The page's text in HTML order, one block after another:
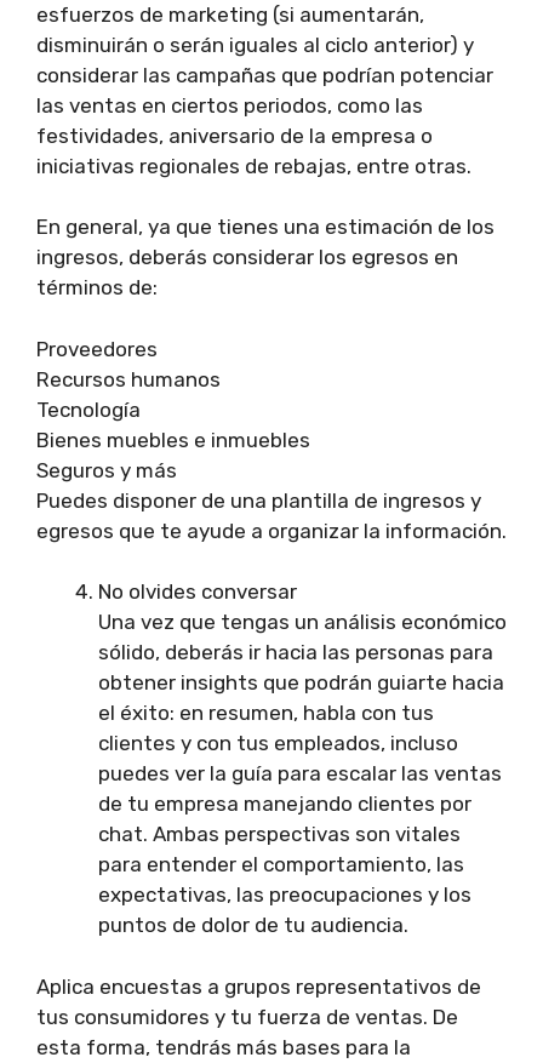
esfuerzos de marketing (si aumentarán,
disminuirán o serán iguales al ciclo anterior) y
considerar las campañas que podrían potenciar
las ventas en ciertos periodos, como las
festividades, aniversario de la empresa o
iniciativas regionales de rebajas, entre otras.
En general, ya que tienes una estimación de los
ingresos, deberás considerar los egresos en
términos de:
Proveedores
Recursos humanos
Tecnología
Bienes muebles e inmuebles
Seguros y más
Puedes disponer de una plantilla de ingresos y
egresos que te ayude a organizar la información.
No olvides conversar
Una vez que tengas un análisis económico
sólido, deberás ir hacia las personas para
obtener insights que podrán guiarte hacia
el éxito: en resumen, habla con tus
clientes y con tus empleados, incluso
puedes ver la guía para escalar las ventas
de tu empresa manejando clientes por
chat. Ambas perspectivas son vitales
para entender el comportamiento, las
expectativas, las preocupaciones y los
puntos de dolor de tu audiencia.
Aplica encuestas a grupos representativos de
tus consumidores y tu fuerza de ventas. De
esta forma, tendrás más bases para la